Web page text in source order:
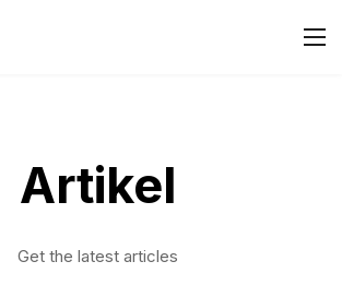
Artikel
Get the latest articles